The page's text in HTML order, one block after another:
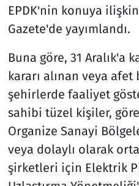
EPDK'nin konuya
Gazete'de yayımlandı.
Buna göre, 31 Aralık'a
kararı alınan veya
şehirlerde faaliyet
sahibi tüzel kişiler,
Organize Sanayi
veya dolaylı olarak
şirketleri için Elektrik